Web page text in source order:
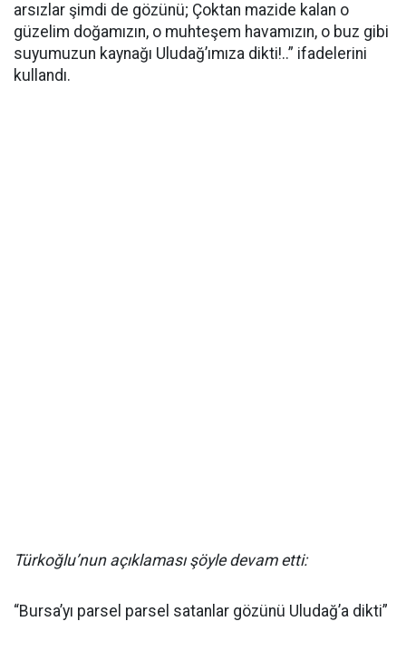
arsızlar şimdi de gözünü; Çoktan mazide kalan o
güzelim doğamızın, o muhteşem havamızın, o buz gibi
suyumuzun kaynağı Uludağ’ımıza dikti!..” ifadelerini
kullandı.
Türkoğlu’nun açıklaması şöyle devam etti:
“Bursa’yı parsel parsel satanlar gözünü Uludağ’a dikti”